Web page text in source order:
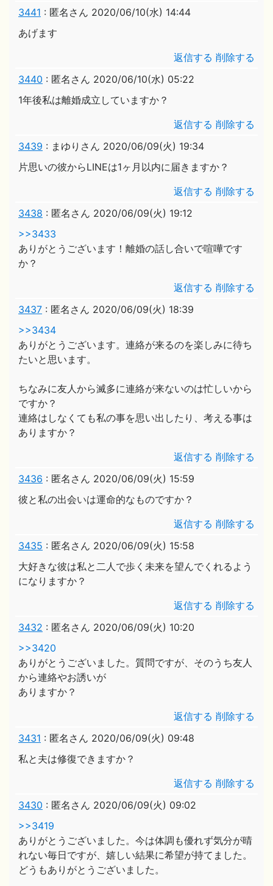
3441 : 匿名さん 2020/06/10(水) 14:44
あげます
返信する 削除する
3440 : 匿名さん 2020/06/10(水) 05:22
1年後私は離婚成立していますか？
返信する 削除する
3439 : まゆりさん 2020/06/09(火) 19:34
片思いの彼からLINEは1ヶ月以内に届きますか？
返信する 削除する
3438 : 匿名さん 2020/06/09(火) 19:12
>>3433
ありがとうございます！離婚の話し合いで喧嘩です
か？
返信する 削除する
3437 : 匿名さん 2020/06/09(火) 18:39
>>3434
ありがとうございます。連絡が来るのを楽しみに待ち
たいと思います。
ちなみに友人から滅多に連絡が来ないのは忙しいから
ですか？
連絡はしなくても私の事を思い出したり、考える事は
ありますか？
返信する 削除する
3436 : 匿名さん 2020/06/09(火) 15:59
彼と私の出会いは運命的なものですか？
返信する 削除する
3435 : 匿名さん 2020/06/09(火) 15:58
大好きな彼は私と二人で歩く未来を望んでくれるよう
になりますか？
返信する 削除する
3432 : 匿名さん 2020/06/09(火) 10:20
>>3420
ありがとうございました。質問ですが、そのうち友人
から連絡やお誘いが
ありますか？
返信する 削除する
3431 : 匿名さん 2020/06/09(火) 09:48
私と夫は修復できますか？
返信する 削除する
3430 : 匿名さん 2020/06/09(火) 09:02
>>3419
ありがとうございました。今は体調も優れず気分が晴
れない毎日ですが、嬉しい結果に希望が持てました。
どうもありがとうございました。